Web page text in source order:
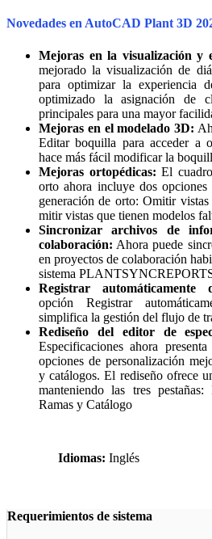
Novedades en AutoCAD Plant 3D
Mejoras en la visualización y
mejorado la visualización de
para optimizar la experiencia
optimizado la asignación de
principales para una mayor
Mejoras en el modelado 3D:
Editar boquilla para acceder a
hace más fácil modificar la
Mejoras ortopédicas: El
orto ahora incluye dos
generación de orto: Omitir
mitir vistas que tienen modelos
Sincronizar archivos de
colaboración: Ahora puede
en proyectos de colaboración
sistema
Registrar automáticamente
opción Registrar
simplifica la gestión del flujo de
Rediseño del editor de
Especificaciones ahora
opciones de personalización
y catálogos. El rediseño ofrece
manteniendo las tres
Ramas y Catálogo
Idiomas: Inglés
Requerimientos de sistema